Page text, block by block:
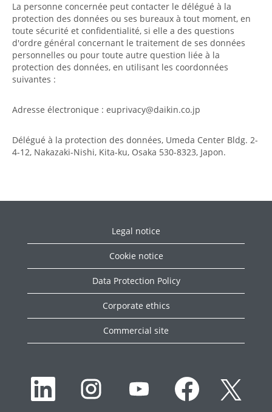
La personne concernée peut contacter le délégué à la
protection des données ou ses bureaux à tout moment, en
toute sécurité et confidentialité, si elle a des questions
d'ordre général concernant le traitement de ses données
personnelles ou pour toute autre question liée à la
protection des données, en utilisant les coordonnées
suivantes :
Adresse électronique : euprivacy@daikin.co.jp
Délégué à la protection des données, Umeda Center Bldg. 2-
4-12, Nakazaki-Nishi, Kita-ku, Osaka 530-8323, Japon.
Legal notice
Cookie notice
Data Protection Policy
Corporate ethics
Commercial site
S
u
o
S
o